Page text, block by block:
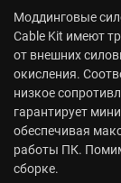
Моддинговые
Cable Kit имеют
от внешних
окисления.
низкое
гарантирует
обеспечивая
работы ПК.
сборке.